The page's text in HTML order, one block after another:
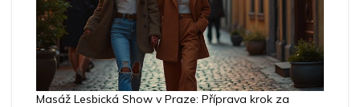
Masáž Lesbická Show v Praze: Příprava krok za